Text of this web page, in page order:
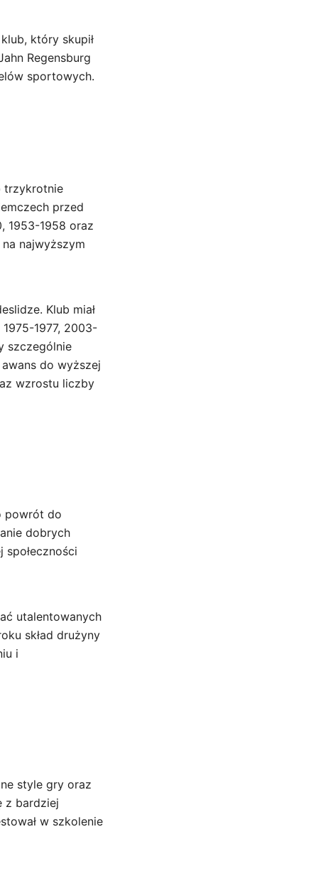
który skupił
Regensburg
sportowych.
trzykrotnie
przed
1953-1958 oraz
najwyższym
Klub miał
1977, 2003-
szczególnie
do wyższej
wzrostu liczby
powrót do
dobrych
utalentowanych
skład drużyny
i
style gry oraz
z bardziej
w szkolenie